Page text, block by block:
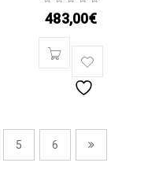
483,00€
5 6